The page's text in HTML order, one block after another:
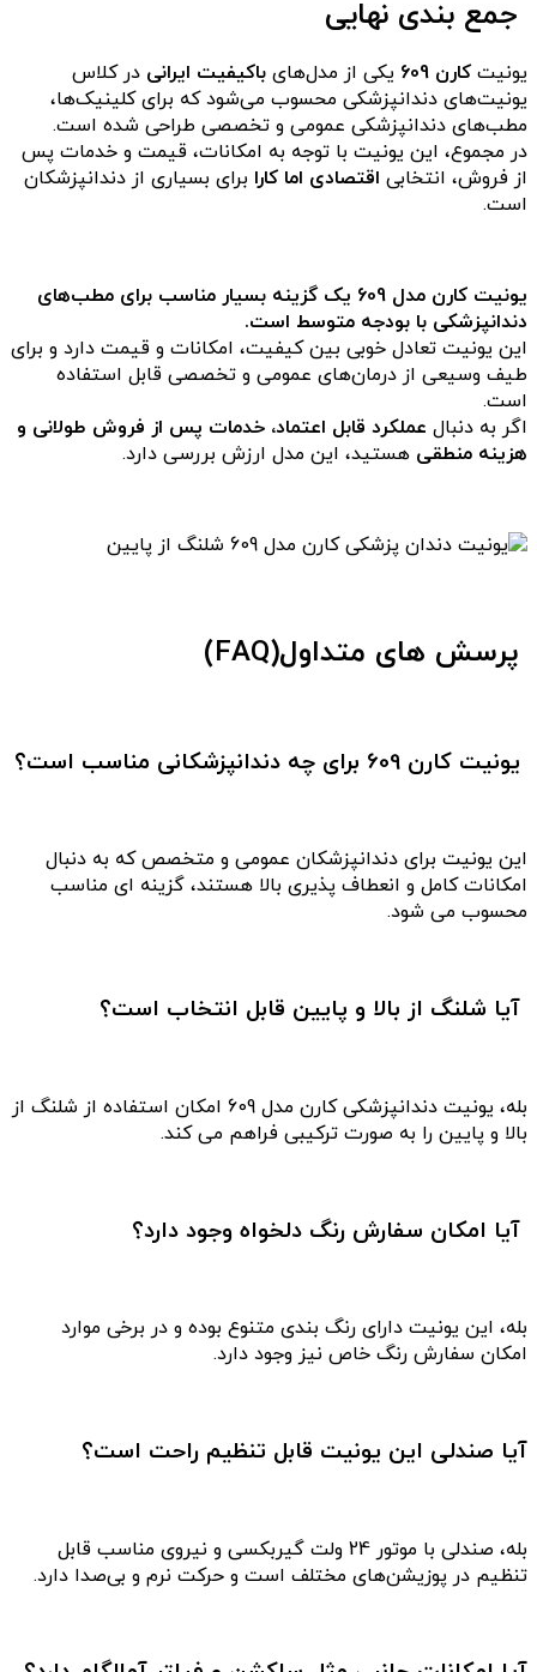
جمع بندی نهایی
یونیت کارن 609 یکی از مدل‌های باکیفیت ایرانی در کلاس
یونیت‌های دندانپزشکی محسوب می‌شود که برای کلینیک‌ها،
مطب‌های دندانپزشکی عمومی و تخصصی طراحی شده است.
در مجموع، این یونیت با توجه به امکانات، قیمت و خدمات پس
از فروش، انتخابی اقتصادی اما کارا برای بسیاری از دندانپزشکان
است.
یونیت کارن مدل 609 یک گزینه بسیار مناسب برای مطب‌های
دندانپزشکی با بودجه متوسط است.
این یونیت تعادل خوبی بین کیفیت، امکانات و قیمت دارد و برای
طیف وسیعی از درمان‌های عمومی و تخصصی قابل استفاده
است.
اگر به دنبال عملکرد قابل اعتماد، خدمات پس از فروش طولانی و
هزینه منطقی هستید، این مدل ارزش بررسی دارد.
پرسش های متداول(FAQ)
یونیت کارن 609 برای چه دندانپزشکانی مناسب است؟
این یونیت برای دندانپزشکان عمومی و متخصص که به دنبال
امکانات کامل و انعطاف پذیری بالا هستند، گزینه ای مناسب
محسوب می شود.
آیا شلنگ از بالا و پایین قابل انتخاب است؟
بله، یونیت دندانپزشکی کارن مدل 609 امکان استفاده از شلنگ از
بالا و پایین را به صورت ترکیبی فراهم می کند.
آیا امکان سفارش رنگ دلخواه وجود دارد؟
بله، این یونیت دارای رنگ بندی متنوع بوده و در برخی موارد
امکان سفارش رنگ خاص نیز وجود دارد.
آیا صندلی این یونیت قابل تنظیم راحت است؟
بله، صندلی با موتور 24 ولت گیربکسی و نیروی مناسب قابل
تنظیم در پوزیشن‌های مختلف است و حرکت نرم و بی‌صدا دارد.